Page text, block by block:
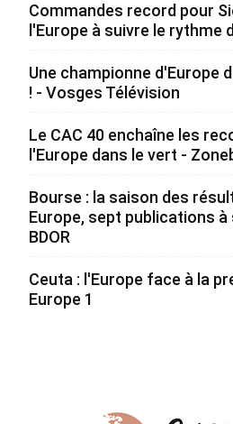
Commandes record pour
l'Europe à suivre le rythme
Une championne d'Europe
! - Vosges Télévision
Le CAC 40 enchaîne les
l'Europe dans le vert -
Bourse : la saison des
Europe, sept publications à
BDOR
Ceuta : l'Europe face à la
Europe 1